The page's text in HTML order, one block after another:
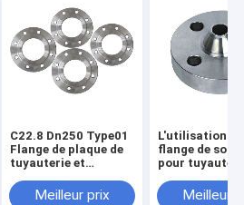
C22.8 Dn250 Type01
Flange de plaque de
tuyauterie et
peinture noire
Meilleur prix
L'utilisation
flange de
pour
Meilleur